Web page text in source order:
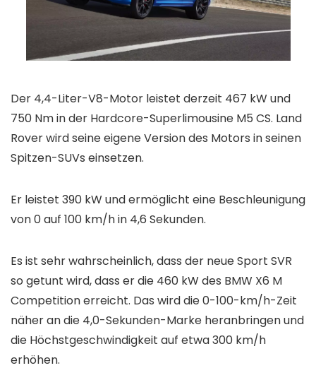
Der 4,4-Liter-V8-Motor leistet derzeit 467 kW und
750 Nm in der Hardcore-Superlimousine M5 CS. Land
Rover wird seine eigene Version des Motors in seinen
Spitzen-SUVs einsetzen.
Er leistet 390 kW und ermöglicht eine Beschleunigung
von 0 auf 100 km/h in 4,6 Sekunden.
Es ist sehr wahrscheinlich, dass der neue Sport SVR
so getunt wird, dass er die 460 kW des BMW X6 M
Competition erreicht. Das wird die 0-100-km/h-Zeit
näher an die 4,0-Sekunden-Marke heranbringen und
die Höchstgeschwindigkeit auf etwa 300 km/h
erhöhen.